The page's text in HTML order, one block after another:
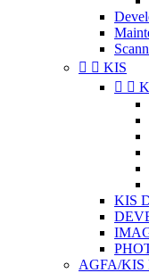
  KIS
 
KIS
AGFA/KIS